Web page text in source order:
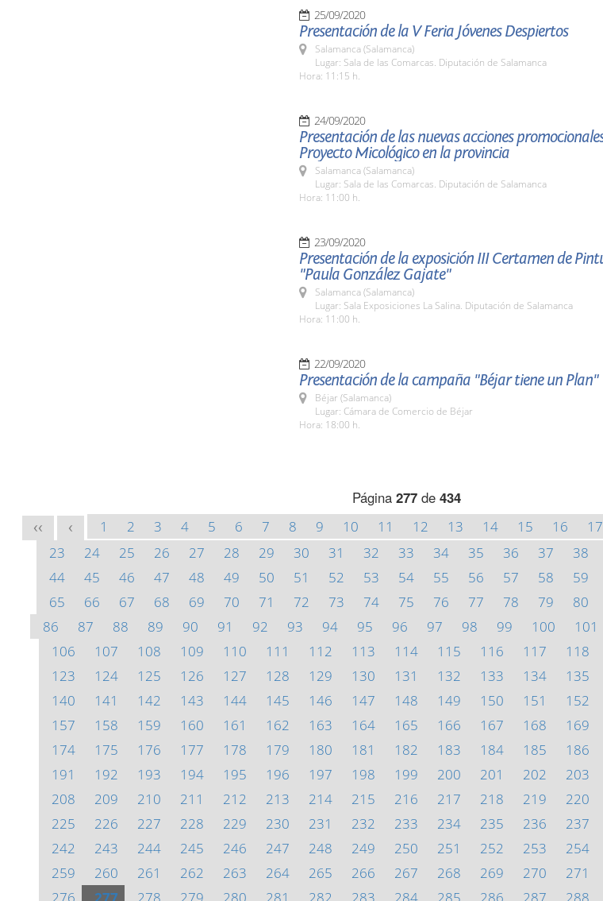
25/09/2020
Presentación de la V Feria Jóvenes Despiertos
Salamanca (Salamanca)
Lugar: Sala de las Comarcas. Diputación de Salamanca
Hora: 11:15 h.
24/09/2020
Presentación de las nuevas acciones
Proyecto Micológico en la provincia
Salamanca (Salamanca)
Lugar: Sala de las Comarcas. Diputación de Salamanca
Hora: 11:00 h.
23/09/2020
Presentación de la exposición III Certamen de
"Paula González Gajate"
Salamanca (Salamanca)
Lugar: Sala Exposiciones La Salina. Diputación de Salamanca
Hora: 11:00 h.
22/09/2020
Presentación de la campaña "Béjar tiene un Plan"
Béjar (Salamanca)
Lugar: Cámara de Comercio de Béjar
Hora: 18:00 h.
Página 277de 434
<< < 1 2 3 4 5 6 7 8 9 10 11 12 13 14 15 16 17
23
24 25 26 27 28 29 30 31 32 33 34 35 36 37 38
44
45 46 47 48 49 50 51 52 53 54 55 56 57 58 59
65
66 67 68 69 70 71 72 73 74 75 76 77 78 79 80
86
87 88 89 90 91 92 93 94 95 96 97 98 99 100 101
106
107 108 109 110 111 112 113 114 115 116 117 118
123
124 125 126 127 128 129 130 131 132 133 134 135
140
141 142 143 144 145 146 147 148 149 150 151 152
157
158 159 160 161 162 163 164 165 166 167 168 169
174
175 176 177 178 179 180 181 182 183 184 185 186
191
192 193 194 195 196 197 198 199 200 201 202 203
208
209 210 211 212 213 214 215 216 217 218 219 220
225
226 227 228 229 230 231 232 233 234 235 236 237
242
243 244 245 246 247 248 249 250 251 252 253 254
259
260 261 262 263 264 265 266 267 268 269 270 271